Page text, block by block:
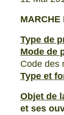
MARCHE
Type de
Mode de
Code des
Type et
Objet de
et ses